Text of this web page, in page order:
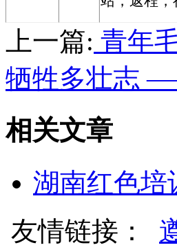
上一篇: 青年
牺牲多壮志
相关文章
湖南红色培
友情链接：